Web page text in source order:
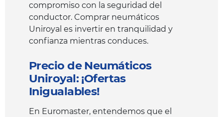
compromiso con la seguridad del
conductor. Comprar neumáticos
Uniroyal es invertir en tranquilidad y
confianza mientras conduces.
Precio de Neumáticos
Uniroyal: ¡Ofertas
Inigualables!
En Euromaster, entendemos que el